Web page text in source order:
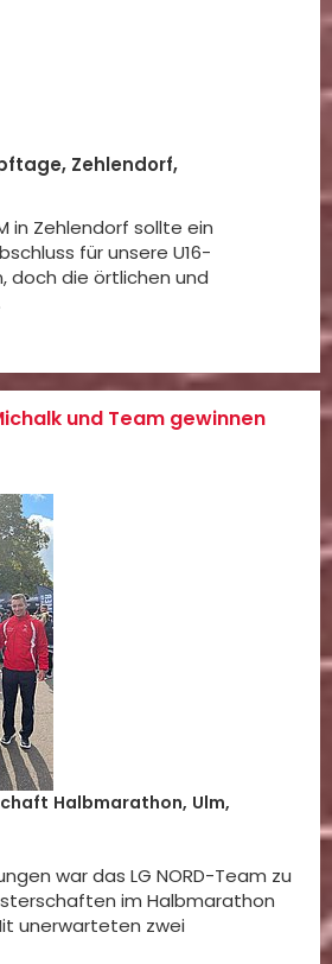
Zehlendorf,
in Zehlendorf sollte ein
für unsere U16-
doch die örtlichen und
und Team gewinnen
Halbmarathon, Ulm,
war das LG NORD-Team zu
im Halbmarathon
unerwarteten zwei